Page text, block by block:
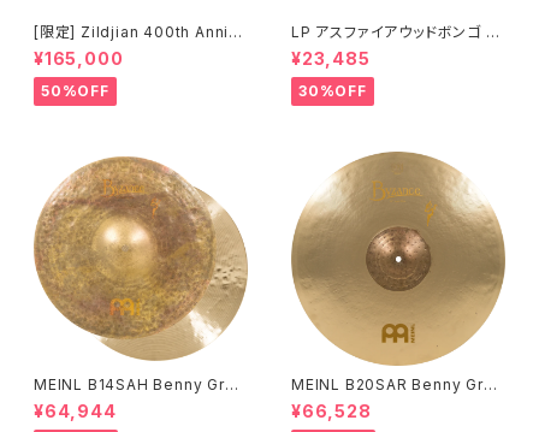
[限定] Zildjian 400th Anniv
ersary Limited Edition Vaul
t Cymbals Vintage A Ride
20" 1697g No.80 /200
¥165,000
50%OFF
LP アスファイアウッドボンゴ LP
A601-DW (ダークウッド)
¥23,485
30%OFF
MEINL B14SAH Benny Greb
Signature Byzance Vintage
¥64,944
MEINL B20SAR Benny Greb
Signature Byzance Vintage
Sand Ride 20"
¥66,528